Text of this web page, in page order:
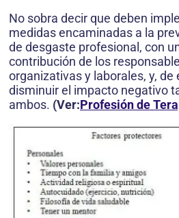
No sobra decir que deben
medidas encaminadas a la
de desgaste profesional, con
contribución de los
organizativas y laborales, y, de
disminuir el impacto negativo
ambos. (Ver:Profesión de